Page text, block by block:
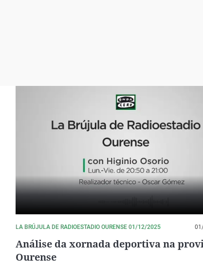
LA BRÚJULA DE RADIOESTADIO OURENSE 01/12/2025
Análise da xornada deportiva na
Ourense